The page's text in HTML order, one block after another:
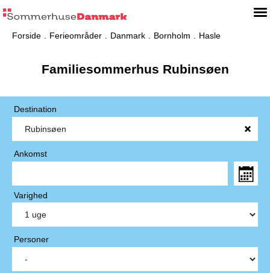
Forside Ferieområder Danmark Bornholm Hasle
Familiesommerhus Rubinsøen
Destination
Ankomst
Varighed
Personer